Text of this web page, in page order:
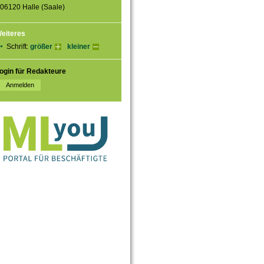
06120 Halle (Saale)
Schrift: größer kleiner
für Redakteure